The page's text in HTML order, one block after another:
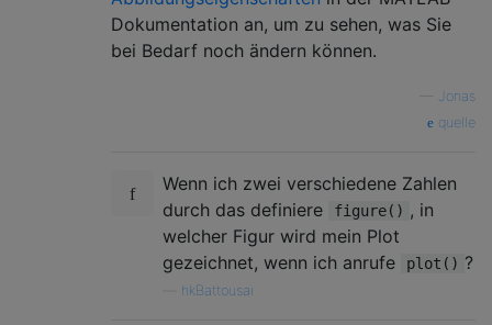
Dokumentation an, um zu sehen, was Sie
bei Bedarf noch ändern können.
Jonas
quelle
Wenn ich zwei verschiedene Zahlen
durch das definiere
figure() , in
welcher Figur wird mein Plot
gezeichnet, wenn ich anrufe
plot() ?
hkBattousai